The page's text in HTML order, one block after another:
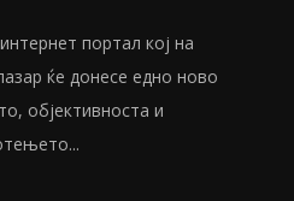
портал кој на
ќе донесе едно ново
објективноста и